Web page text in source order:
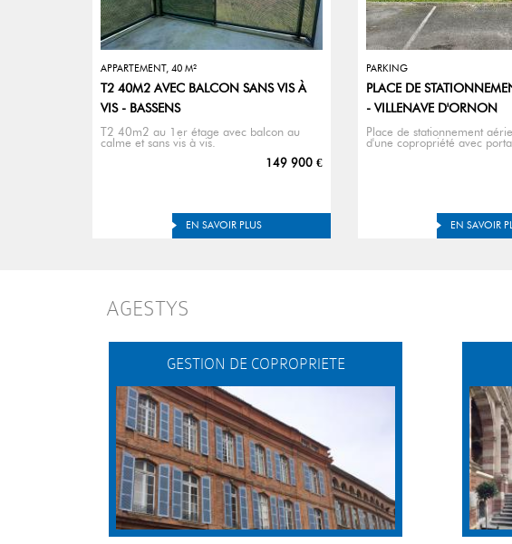
APPARTEMENT, 40 M²
T2 40M2 AVEC BALCON SANS VIS À
VIS - BASSENS
T2 40m2 au 1er étage avec balcon au
calme et sans vis à vis.
149 900 €
EN SAVOIR PLUS
PARKING
PLACE DE
- VILLENAVE D'ORNON
Place de stationnement
d'une copropriété avec
EN SAVOIR
AGESTYS
GESTION DE COPROPRIETE